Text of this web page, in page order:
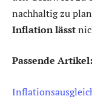
nachhaltig zu
Inflation lässt
Passende Artikel: